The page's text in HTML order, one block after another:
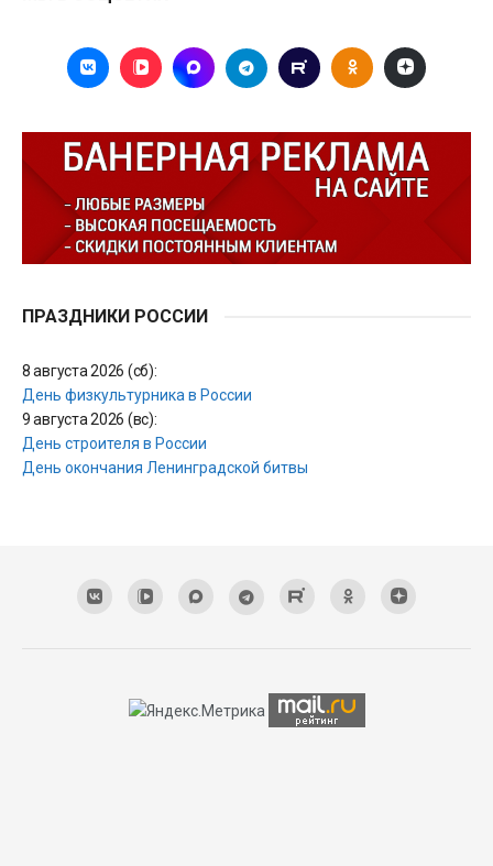
ПРАЗДНИКИ РОССИИ
8 августа 2026 (сб):
День физкультурника в России
9 августа 2026 (вс):
День строителя в России
День окончания Ленинградской битвы